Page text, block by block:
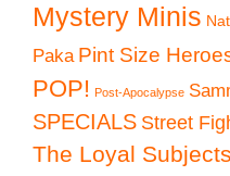
Mystery Minis
Paka Pint Size
POP! Post-Apocalypse
SPECIALS Street
The Loyal Subjects